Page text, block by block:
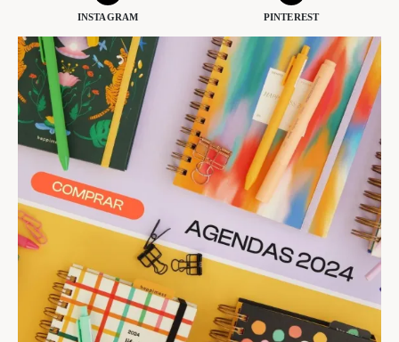
INSTAGRAM PINTEREST